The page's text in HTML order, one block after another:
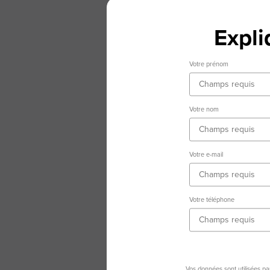
Votre prénom
Votre nom
Votre e-mail
Votre téléphone